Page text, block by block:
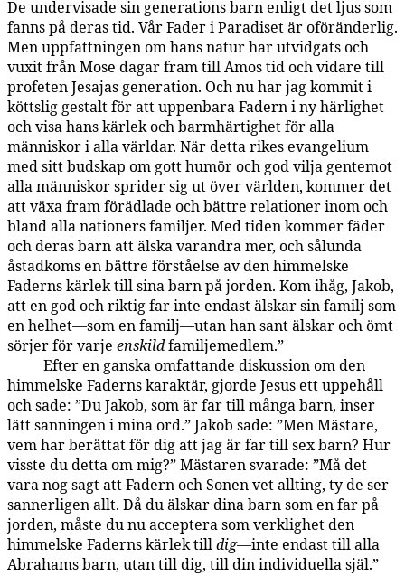
De undervisade sin generations barn enligt det ljus som
fanns på deras tid. Vår Fader i Paradiset är oföränderlig.
Men uppfattningen om hans natur har utvidgats och
vuxit från Mose dagar fram till Amos tid och vidare till
profeten Jesajas generation. Och nu har jag kommit i
köttslig gestalt för att uppenbara Fadern i ny härlighet
och visa hans kärlek och barmhärtighet för alla
människor i alla världar. När detta rikes evangelium
med sitt budskap om gott humör och god vilja gentemot
alla människor sprider sig ut över världen, kommer det
att växa fram förädlade och bättre relationer inom och
bland alla nationers familjer. Med tiden kommer fäder
och deras barn att älska varandra mer, och sålunda
åstadkoms en bättre förståelse av den himmelske
Faderns kärlek till sina barn på jorden. Kom ihåg, Jakob,
att en god och riktig far inte endast älskar sin familj som
en helhet—som en familj—utan han sant älskar och ömt
sörjer för varje enskildfamiljemedlem.”
Efter en ganska omfattande diskussion om den
himmelske Faderns karaktär, gjorde Jesus ett uppehåll
och sade: ”Du Jakob, som är far till många barn, inser
lätt sanningen i mina ord.” Jakob sade: ”Men Mästare,
vem har berättat för dig att jag är far till sex barn? Hur
visste du detta om mig?” Mästaren svarade: ”Må det
vara nog sagt att Fadern och Sonen vet allting, ty de ser
sannerligen allt. Då du älskar dina barn som en far på
jorden, måste du nu acceptera som verklighet den
himmelske Faderns kärlek tilldig—inte endast till alla
Abrahams barn, utan till dig, till din individuella själ.”